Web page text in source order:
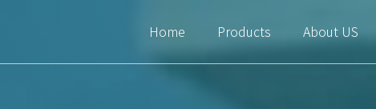
Home Products About US